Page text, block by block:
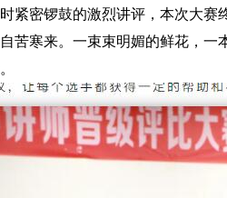
紧密锣鼓的激烈讲评，本次大
苦寒来。一束束明媚的鲜花，